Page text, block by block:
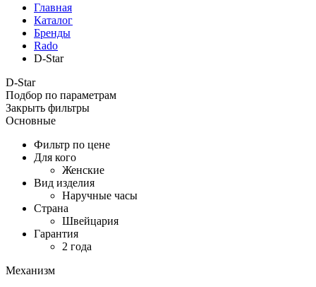
Главная
Каталог
Бренды
Rado
D-Star
D-Star
Подбор по параметрам
Закрыть фильтры
Основные
Фильтр по цене
Для кого
Женские
Вид изделия
Наручные часы
Страна
Швейцария
Гарантия
2 года
Механизм